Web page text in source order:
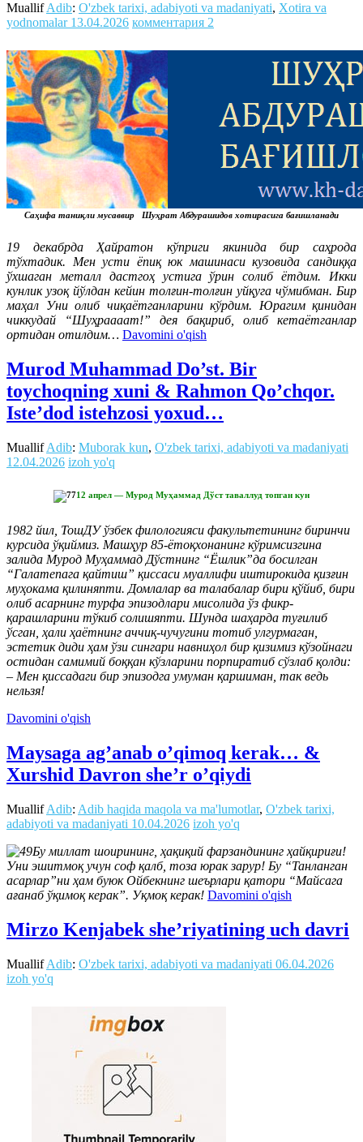
MuallifAdib: O'zbek tarixi, adabiyoti va madaniyati, Xotira va
yodnomalar 13.04.2026 комментария 2
Саҳифа таниқли мусаввир Шуҳрат Абдурашидов хотирасига бағишланади
19 декабрда Ҳайратон кўприги якинида бир саҳрода
тўхтадик. Мен усти ёпиқ юк машинаси кузовида сандиққа
ўхшаган металл дастгоҳ устига ўрин солиб ётдим. Икки
кунлик узоқ йўлдан кейин толғин-толғин уйқуга чўмибман. Бир
маҳал Уни олиб чиқаётганларини кўрдим. Юрагим қинидан
чиккудай “Шуҳраааат!” дея бақириб, олиб кетаётганлар
ортидан отилдим… Davomini o'qish
Murod Muhammad Do’st. Bir
toychoqning xuni & Rahmon Qo’chqor.
Iste’dod istehzosi yoxud…
MuallifAdib: Muborak kun, O'zbek tarixi, adabiyoti va madaniyati
12.04.2026 izoh yo'q
12 апрел — Мурод Муҳаммад Дўст таваллуд топган кун
1982 йил, ТошДУ ўзбек филологияси факультетининг биринчи
курсида ўқиймиз. Машҳур 85-ётоқхонанинг кўримсизгина
залида Мурод Муҳаммад Дўстнинг “Ёшлик”да босилган
“Галатепага қайтиш” қиссаси муаллифи иштирокида қизғин
муҳокама қилиняпти. Домлалар ва талабалар бири қўйиб, бири
олиб асарнинг турфа эпизодлари мисолида ўз фикр-
қарашларини тўкиб солишяпти. Шунда шаҳарда туғилиб
ўсган, ҳали ҳаётнинг аччиқ-чучугини тотиб улгурмаган,
эстетик диди ҳам ўзи сингари навниҳол бир қизимиз кўзойнаги
остидан самимий боққан кўзларини порпиратиб сўзлаб қолди:
– Мен қиссадаги бир эпизодга умуман қаршиман, так ведь
нельзя!
Davomini o'qish
Maysaga ag’anab o’qimoq kerak… &
Xurshid Davron she’r o’qiydi
MuallifAdib: Adib haqida maqola va ma'lumotlar, O'zbek tarixi,
adabiyoti va madaniyati 10.04.2026 izoh yo'q
Бу миллат шоирининг, ҳақиқий фарзандининг ҳайқириғи!
Уни эшитмоқ учун соф қалб, тоза юрак зарур! Бу “Танланган
асарлар”ни ҳам буюк Ойбекнинг шеърлари қатори “Майсага
ағанаб ўқимоқ керак”. Уқмоқ керак! Davomini o'qish
Mirzo Kenjabek sheʼriyatining uch davri
MuallifAdib: O'zbek tarixi, adabiyoti va madaniyati 06.04.2026
izoh yo'q